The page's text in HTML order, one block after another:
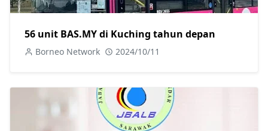
56 unit BAS.MY di Kuching tahun depan
Borneo Network 2024/10/11